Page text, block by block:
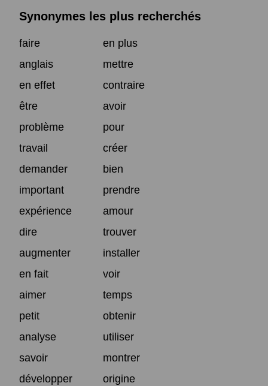
Synonymes les plus recherchés
faire
en plus
anglais
mettre
en effet
contraire
être
avoir
problème
pour
travail
créer
demander
bien
important
prendre
expérience
amour
dire
trouver
augmenter
installer
en fait
voir
aimer
temps
petit
obtenir
analyse
utiliser
savoir
montrer
développer
origine